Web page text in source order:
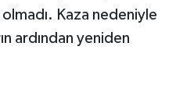
Kaza nedeniyle
ardından yeniden